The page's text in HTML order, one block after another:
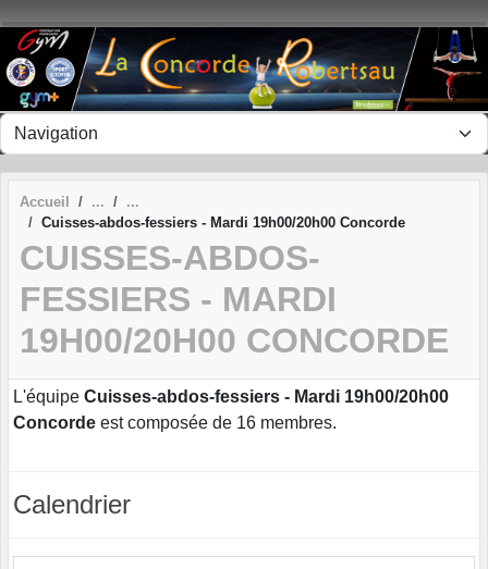
Accueil
Cuisses-abdos-fessiers - Mardi 19h00/20h00 Concorde
CUISSES-ABDOS-
FESSIERS - MARDI
19H00/20H00 CONCORDE
L'équipe Cuisses-abdos-fessiers - Mardi 19h00/20h00
Concorde est composée de 16 membres.
Calendrier